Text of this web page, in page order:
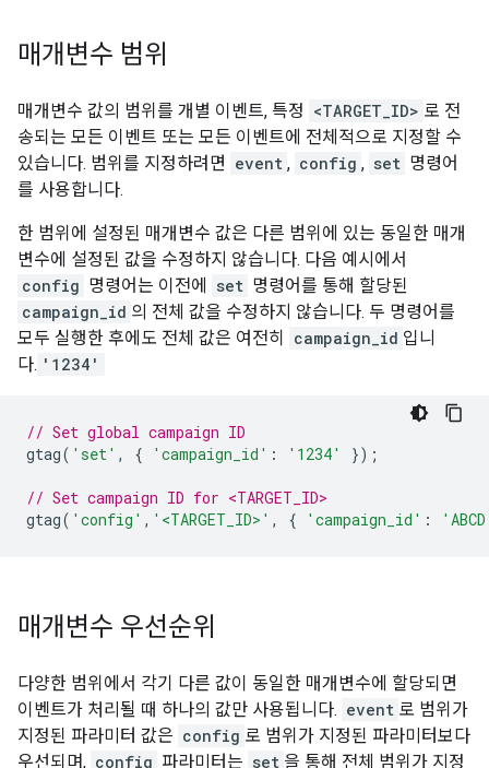
매개변수 범위
매개변수 값의 범위를 개별 이벤트, 특정 <TARGET_ID> 로 전
송되는 모든 이벤트 또는 모든 이벤트에 전체적으로 지정할 수
있습니다. 범위를 지정하려면 event , config , set 명령어
를 사용합니다.
한 범위에 설정된 매개변수 값은 다른 범위에 있는 동일한 매개
변수에 설정된 값을 수정하지 않습니다. 다음 예시에서
config 명령어는 이전에 set 명령어를 통해 할당된
campaign_id 의 전체 값을 수정하지 않습니다. 두 명령어를
모두 실행한 후에도 전체 값은 여전히
campaign_id 입니
다. '1234'
// Set global campaign ID
gtag( 'set' , { 'campaign_id' : '1234' });
// Set campaign ID for <TARGET_ID>
gtag( 'config' , '<TARGET_ID>' , { 'campaign_id' :
매개변수 우선순위
다양한 범위에서 각기 다른 값이 동일한 매개변수에 할당되면
이벤트가 처리될 때 하나의 값만 사용됩니다. event 로 범위가
지정된 파라미터 값은 config 로 범위가 지정된 파라미터보다
우선되며, config 파라미터는 set 을 통해 전체 범위가 지정